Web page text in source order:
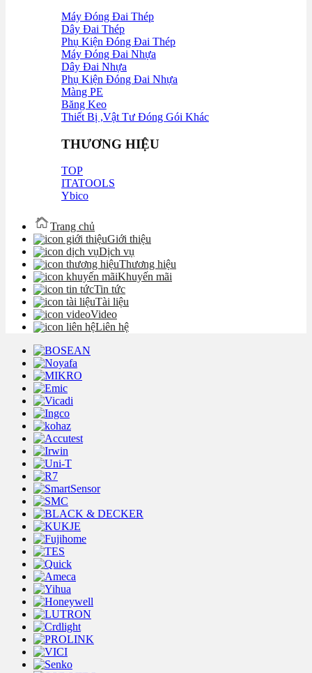
Máy Đóng Đai Thép
Dây Đai Thép
Phụ Kiện Đóng Đai Thép
Máy Đóng Đai Nhựa
Dây Đai Nhựa
Phụ Kiện Đóng Đai Nhựa
Màng PE
Băng Keo
Thiết Bị ,Vật Tư Đóng Gói Khác
THƯƠNG HIỆU
TOP
ITATOOLS
Ybico
Trang chủ
Giới thiệu
Dịch vụ
Thương hiệu
Khuyến mãi
Tin tức
Tài liệu
Video
Liên hệ